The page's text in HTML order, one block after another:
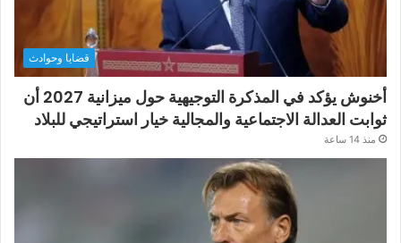
قضايا وحوادث
أخنوش يؤكد في المذكرة التوجيهية حول ميزانية 2027 أن
ثوابت العدالة الاجتماعية والمجالية خيار استراتيجي للبلاد
منذ 14 ساعة